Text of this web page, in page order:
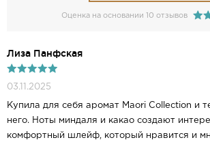
Оценка на основании 10 отзывов
Лиза Панфская
03.11.2025
Купила для себя аромат Maori Collection и
него. Ноты миндаля и какао создают
комфортный шлейф, который нравится и